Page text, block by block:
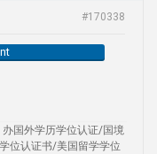
#170338
国外学历学位认证/国境
位认证书/美国留学学位